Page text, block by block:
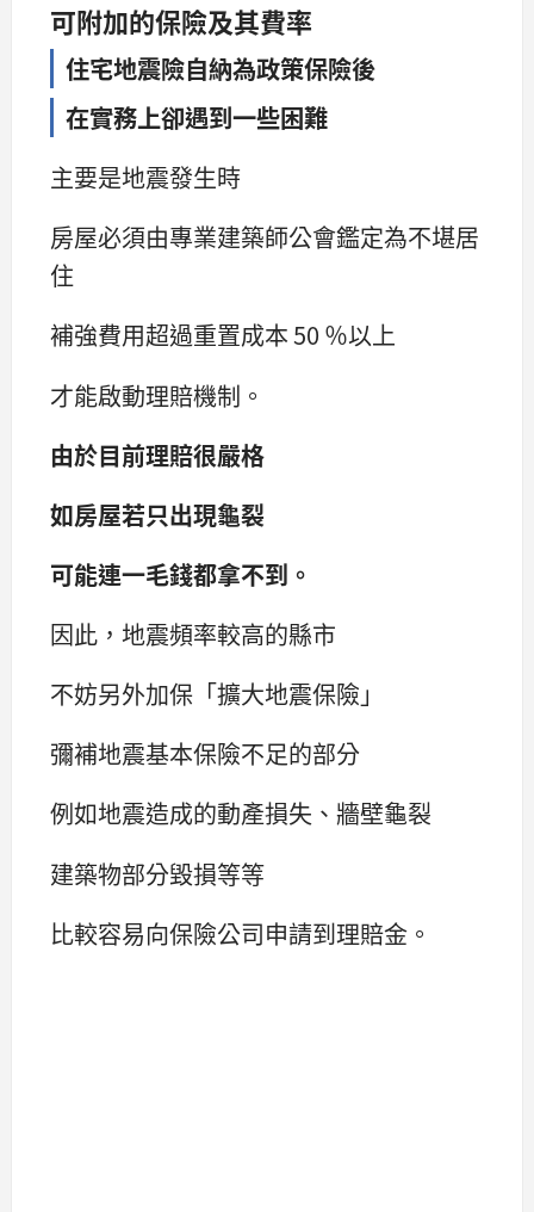
可附加的保險及其費率
住宅地震險自納為政策保險後
在實務上卻遇到一些困難
主要是地震發生時
房屋必須由專業建築師公會鑑定為不堪居
住
補強費用超過重置成本 50 ％以上
才能啟動理賠機制。
由於目前理賠很嚴格
如房屋若只出現龜裂
可能連一毛錢都拿不到。
因此，地震頻率較高的縣市
不妨另外加保「擴大地震保險」
彌補地震基本保險不足的部分
例如地震造成的動產損失、牆壁龜裂
建築物部分毀損等等
比較容易向保險公司申請到理賠金。